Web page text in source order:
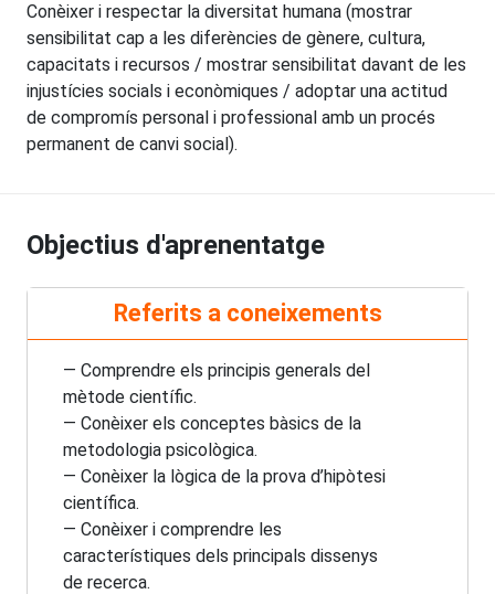
Conèixer i respectar la diversitat humana (mostrar
sensibilitat cap a les diferències de gènere, cultura,
capacitats i recursos / mostrar sensibilitat davant de les
injustícies socials i econòmiques / adoptar una actitud
de compromís personal i professional amb un procés
permanent de canvi social).
Objectius d'aprenentatge
Referits a coneixements
— Comprendre els principis generals del
mètode científic.
— Conèixer els conceptes bàsics de la
metodologia psicològica.
— Conèixer la lògica de la prova d’hipòtesi
científica.
— Conèixer i comprendre les
característiques dels principals dissenys
de recerca.